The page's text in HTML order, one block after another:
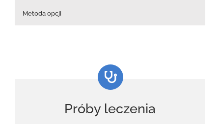
Metoda opcji
Próby leczenia